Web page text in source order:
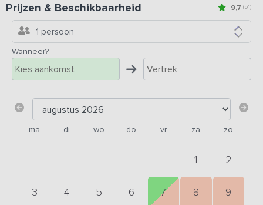
9,7 (51)
Prijzen & Beschikbaarheid
1 persoon
Wanneer?
ma di wo do vr za zo
1 2
3 4 5 6 7 8 9